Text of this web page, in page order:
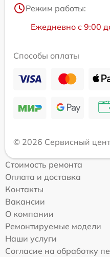
Режим работы:
Ежедневно с 9:00
Способы оплаты
© 2026 Сервисный
Стоимость ремонта
Оплата и доставка
Контакты
Вакансии
О компании
Ремонтируемые модели
Наши услуги
Согласие на обработку